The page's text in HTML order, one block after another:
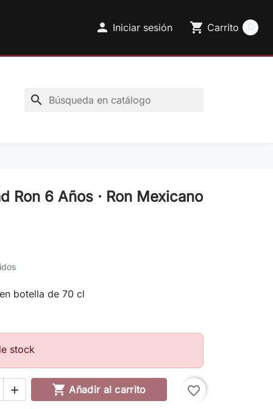
 Iniciar sesión shopping_cart Carrito
search
Ron 6 Años · Ron Mexicano
botella de 70 cl
stock
  Añadir al carrito favorite_border